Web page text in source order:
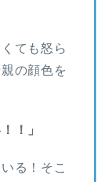
ても怒ら
の顔色を
！」
る！そこ